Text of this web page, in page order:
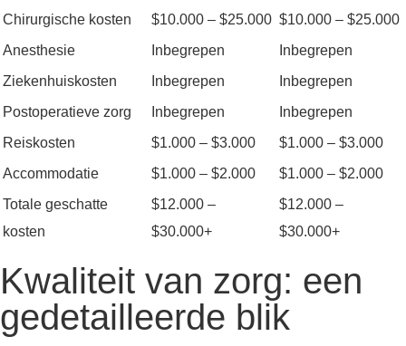
Chirurgische kosten $10.000 – $25.000 $10.000 – $25.000
Anesthesie
Inbegrepen
Inbegrepen
Ziekenhuiskosten
Inbegrepen
Inbegrepen
Postoperatieve zorg
Inbegrepen
Inbegrepen
Reiskosten
$1.000 – $3.000
$1.000 – $3.000
Accommodatie
$1.000 – $2.000
$1.000 – $2.000
Totale geschatte
kosten
$12.000 –
$30.000+
$12.000 –
$30.000+
Kwaliteit van zorg: een
gedetailleerde blik